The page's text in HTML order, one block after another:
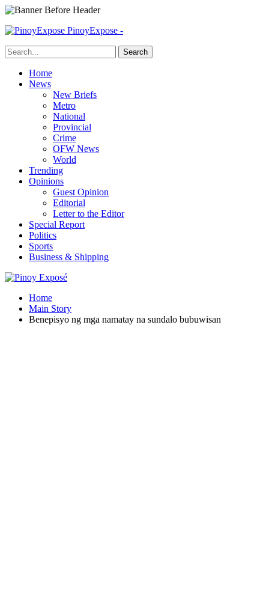
PinoyExpose -
Home
News
New Briefs
Metro
National
Provincial
Crime
OFW News
World
Trending
Opinions
Guest Opinion
Editorial
Letter to the Editor
Special Report
Politics
Sports
Business & Shipping
Home
Main Story
Benepisyo ng mga namatay na sundalo bubuwisan